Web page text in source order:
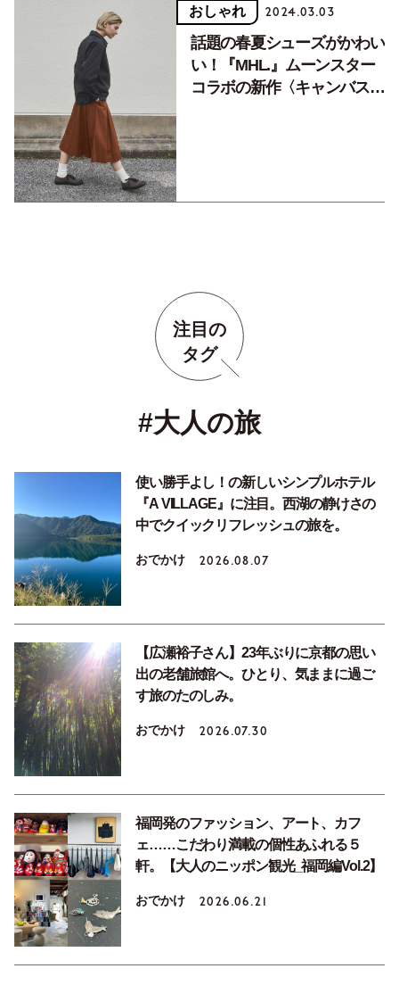
おしゃれ 2024.03.03
話題の春夏シューズがかわい
い！『MHL.』ムーンスター
コラボの新作〈キャンバスト
注目の
タグ
#大人の旅
使い勝手よし！の新しいシンプルホテル
『A VILLAGE』に注目。西湖の静けさの
中でクイックリフレッシュの旅を。
おでかけ 2026.08.07
【広瀬裕子さん】23年ぶりに京都の思い
出の老舗旅館へ。ひとり、気ままに過ご
す旅のたのしみ。
おでかけ 2026.07.30
福岡発のファッション、アート、カフ
ェ……こだわり満載の個性あふれる５
軒。【大人のニッポン観光_福岡編Vol.2】
おでかけ 2026.06.21